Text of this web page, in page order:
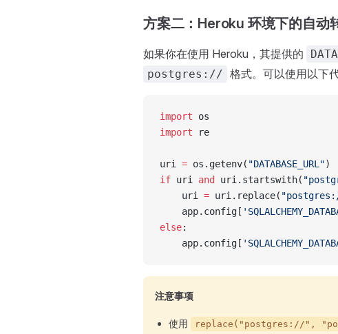
方案二：Heroku 环境下的自动
如果你在使用 Heroku，其提供的
postgres:// 格式。可以使用以下
import os
import re
uri = os.getenv( "DATABASE_URL")
if uri and uri.startswith(
    uri
= uri.replace(
    app.config[
else:
    app.config[
注意事项
使用 replace("postgres://",